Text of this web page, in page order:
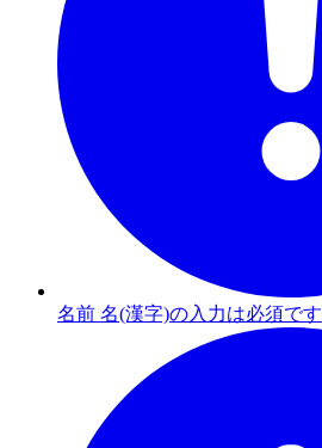
名前 名(漢字)の入力は必須です